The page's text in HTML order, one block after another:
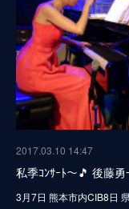
2017.03.10 14:47
私季ｺﾝｻｰﾄ～🎵 後藤
3月7日 熊本市内CIB8日